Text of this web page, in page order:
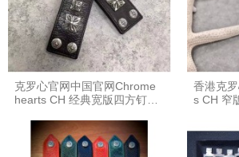
克罗心官网中国官网Chrome
hearts CH 经典宽版四方钉皮
香港克
s CH 窄